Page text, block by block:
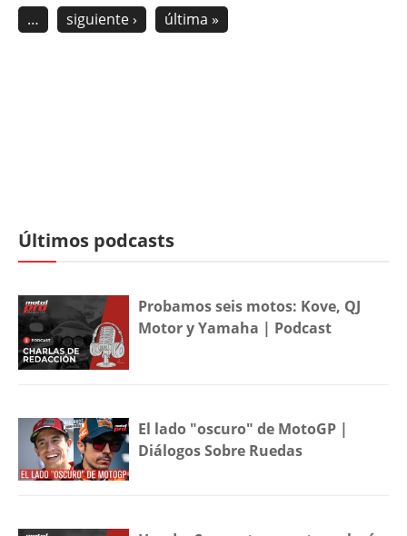
…
siguiente › última »
Últimos podcasts
Probamos seis motos: Kove, QJ
Motor y Yamaha | Podcast
El lado "oscuro" de MotoGP |
Diálogos Sobre Ruedas